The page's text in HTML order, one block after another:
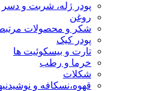
پودر ژله، شربت و دسر
روغن
شکر و محصولات
پودر کیک
تارت و بیسکوئیت ها
خرما و رطب
شکلات
قهوه،نسکافه و